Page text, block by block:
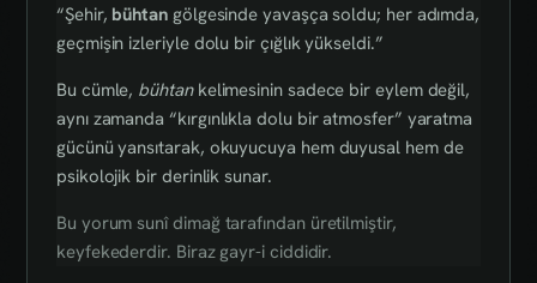
“Şehir, bühtangölgesinde yavaşça soldu; her adımda,
geçmişin izleriyle dolu bir çığlık yükseldi.”
Bu cümle, bühtankelimesinin sadece bir eylem değil,
aynı zamanda “kırgınlıkla dolu bir atmosfer” yaratma
gücünü yansıtarak, okuyucuya hem duyusal hem de
psikolojik bir derinlik sunar.
Bu yorum sunî dimağ tarafından üretilmiştir,
keyfekederdir. Biraz gayr-i ciddidir.